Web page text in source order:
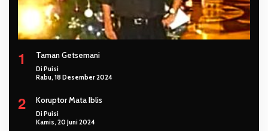
1 Taman Getsemani
Di Puisi
Rabu, 18 Desember 2024
2 Koruptor Mata Iblis
Di Puisi
Kamis, 20 Juni 2024